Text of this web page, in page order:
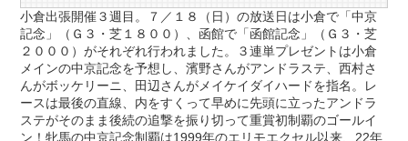
小倉出張開催３週目。７／１８（日）の放送日は小倉で「中京
記念」（Ｇ３・芝１８００）、函館で「函館記念」（Ｇ３・芝
２０００）がそれぞれ行われました。３連単プレゼントは小倉
メインの中京記念を予想し、濱野さんがアンドラステ、西村さ
んがボッケリーニ、田辺さんがメイケイダイハードを指名。レ
ースは最後の直線、内をすくって早めに先頭に立ったアンドラ
ステがそのまま後続の追撃を振り切って重賞初制覇のゴールイ
ン！牝馬の中京記念制覇は1999年のエリモエクセル以来、22年